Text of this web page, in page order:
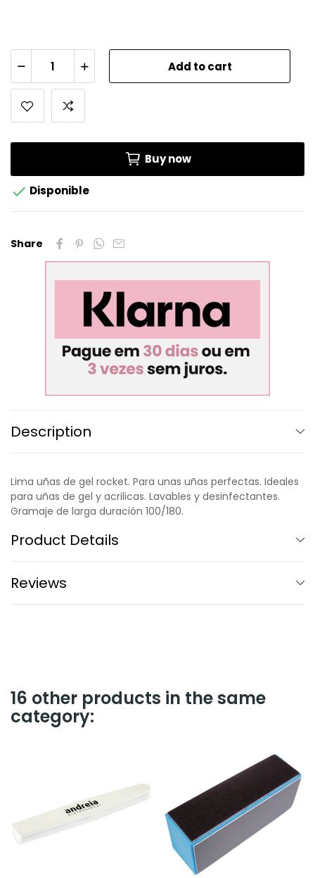
Add to cart
Buy now
 Disponible
Share
Description
Lima uñas de gel rocket. Para unas uñas perfectas. Ideales
para uñas de gel y acrilicas. Lavables y desinfectantes.
Gramaje de larga duración 100/180.
Product Details
Reviews
16 other products in the same
category: